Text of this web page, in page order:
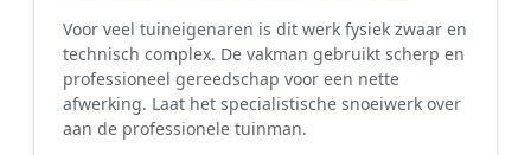
Voor veel tuineigenaren is dit werk fysiek zwaar en
technisch complex. De vakman gebruikt scherp en
professioneel gereedschap voor een nette
afwerking. Laat het specialistische snoeiwerk over
aan de professionele tuinman.